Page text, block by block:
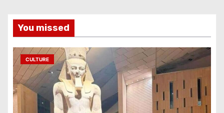
You missed
CULTURE